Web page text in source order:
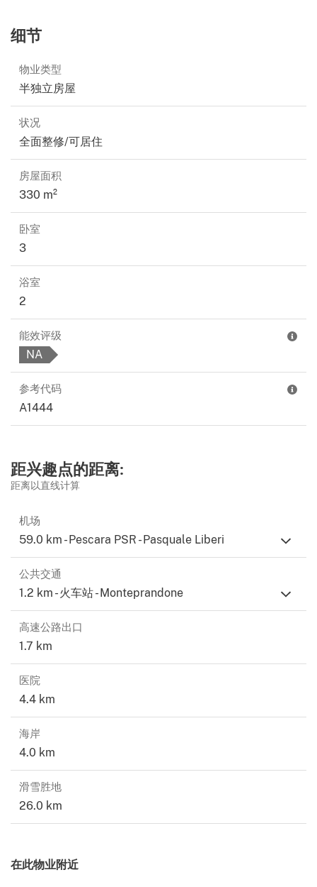
细节
物业类型
半独立房屋
状况
全面整修/可居住
房屋面积
330 m²
卧室
3
浴室
2
能效评级
NA
参考代码
A1444
距兴趣点的距离:
距离以直线计算
机场
59.0 km - Pescara PSR - Pasquale Liberi
公共交通
1.2 km - 火车站 - Monteprandone
高速公路出口
1.7 km
医院
4.4 km
海岸
4.0 km
滑雪胜地
26.0 km
在此物业附近